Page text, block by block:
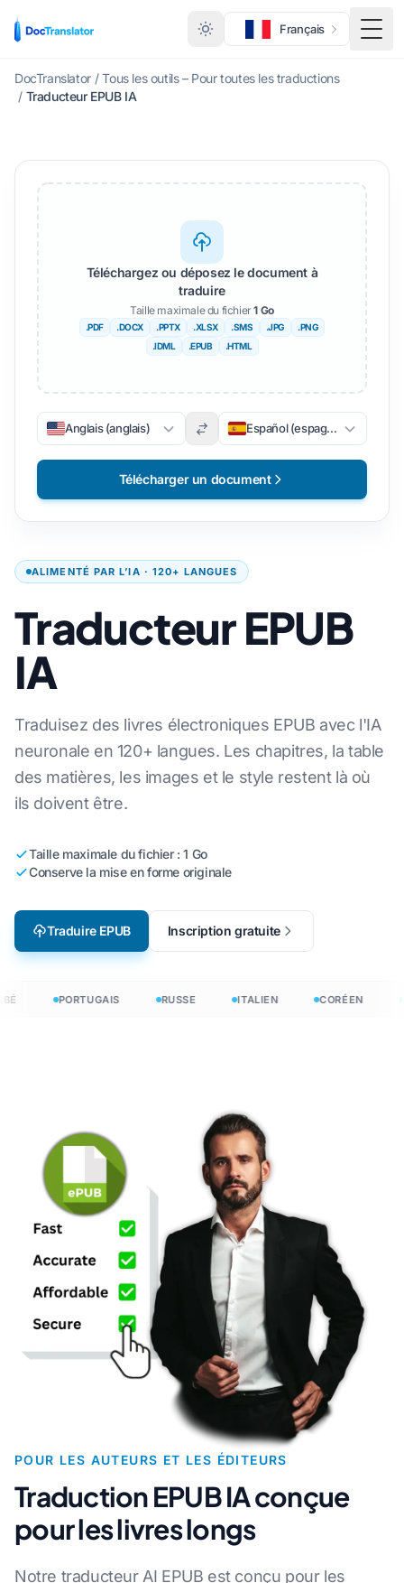
Français
DocTranslator / Tous les outils – Pour toutes les traductions
/ Traducteur EPUB IA
ALIMENTÉ PAR L’IA · 120+ LANGUES
Traducteur EPUB
IA
Traduisez des livres électroniques EPUB avec l'IA
neuronale en 120+ langues. Les chapitres, la table
des matières, les images et le style restent là où
ils doivent être.
Taille maximale du fichier : 1 Go
Conserve la mise en forme originale
Traduire EPUB Inscription gratuite
Téléchargez ou déposez le document à
traduire
Taille maximale du fichier1 Go
.PDF .DOCX .PPTX .XLSX .SMS .JPG
.PNG
.IDML
.EPUB .HTML
Anglais (anglais) Español (espagnol)
Télécharger un document
PORTUGAIS RUSSE ITALIEN CORÉEN
POUR LES AUTEURS ET LES ÉDITEURS
Traduction EPUB IA conçue
pour les livres longs
Notre traducteur AI EPUB est conçu pour les